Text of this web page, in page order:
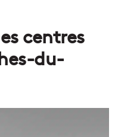
centres
du-